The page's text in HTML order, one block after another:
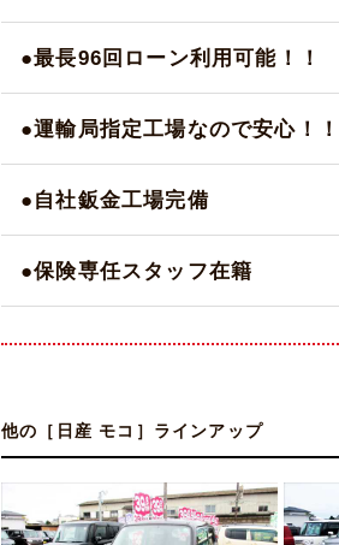
●最長96回ローン利用可能！！
●運輸局指定工場なので安心！！
●自社鈑金工場完備
●保険専任スタッフ在籍
他の［日産 モコ］ラインアップ